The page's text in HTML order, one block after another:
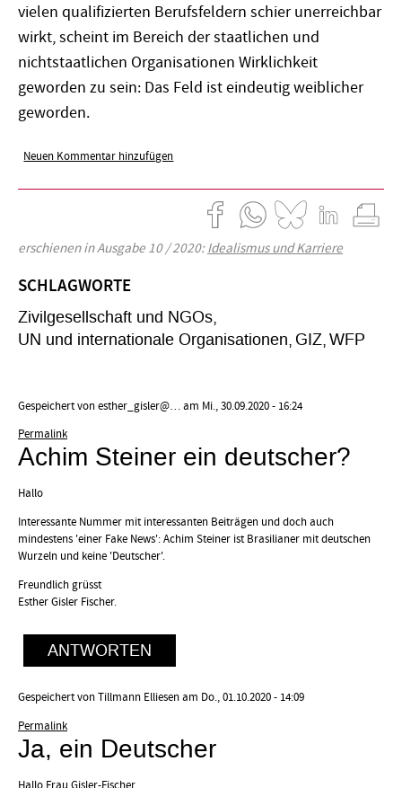
vielen qualifizierten Berufsfeldern schier unerreichbar
wirkt, scheint im Bereich der staatlichen und
nichtstaatlichen Organisationen Wirklichkeit
geworden zu sein: Das Feld ist eindeutig weiblicher
geworden.
Neuen Kommentar hinzufügen
erschienen in Ausgabe 10 / 2020:Idealismus und Karriere
SCHLAGWORTE
Zivilgesellschaft und NGOs
UN und internationale Organisationen GIZ WFP
Gespeichert vonesther_gisler@…am Mi., 30.09.2020 - 16:24
Permalink
Achim Steiner ein deutscher?
Hallo
Interessante Nummer mit interessanten Beiträgen und doch auch
mindestens 'einer Fake News': Achim Steiner ist Brasilianer mit deutschen
Wurzeln und keine 'Deutscher'.
Freundlich grüsst
Esther Gisler Fischer.
ANTWORTEN
Gespeichert vonTillmann Elliesenam Do., 01.10.2020 - 14:09
Permalink
Ja, ein Deutscher